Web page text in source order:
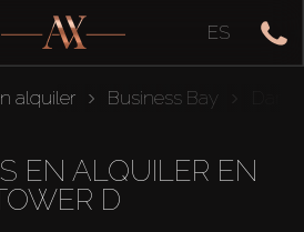
ES
alquiler Business Bay
EN ALQUILER EN
D